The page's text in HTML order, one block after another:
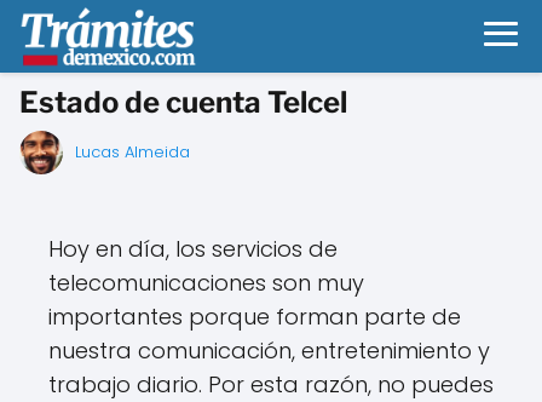
Estado de cuenta Telcel
Lucas Almeida
Hoy en día, los servicios de
telecomunicaciones son muy
importantes porque forman parte de
nuestra comunicación, entretenimiento y
trabajo diario. Por esta razón, no puedes